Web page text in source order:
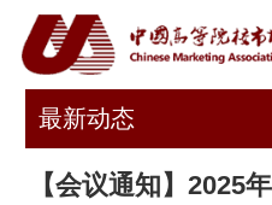
最新动态
【会议通知】2025